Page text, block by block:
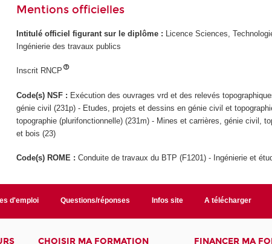
Mentions officielles
Intitulé officiel figurant sur le diplôme : Licence Sciences,
Ingénierie des travaux publics
Inscrit RNCP
Code(s) NSF : Exécution des ouvrages vrd et des relevés
génie civil (231p) - Etudes, projets et dessins en génie civil et
topographie (plurifonctionnelle) (231m) - Mines et carrières, génie civil,
et bois (23)
Code(s) ROME :Conduite de travaux du BTP (F1201) - Ingénierie et
d'emploi Questions/réponses Infos site A télécharger
CHOISIR MA FORMATION FINANCER MA